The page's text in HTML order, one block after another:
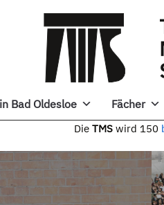
Bad Oldesloe Fächer
TMS wird 150